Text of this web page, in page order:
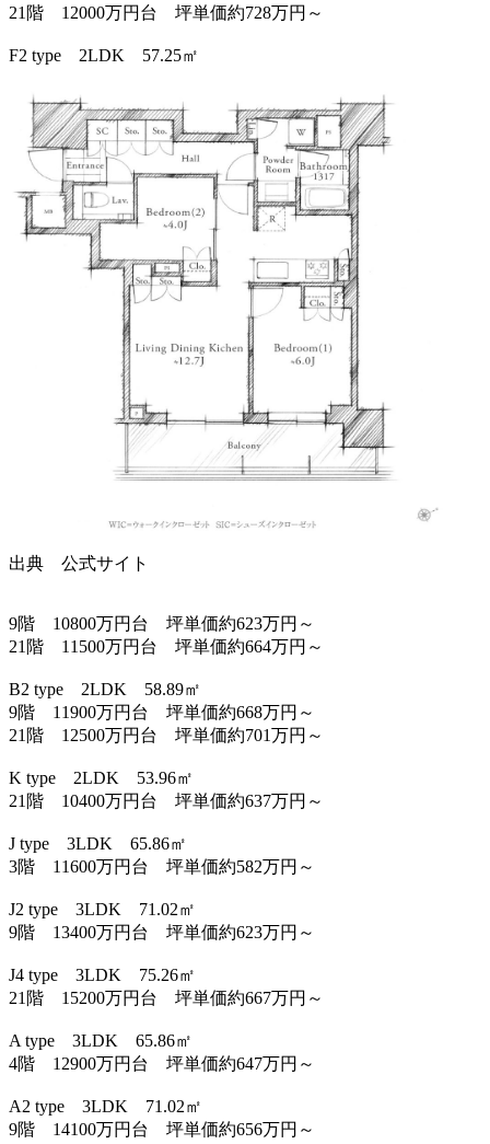
21階 12000万円台 坪単価約728万円～
F2 type 2LDK 57.25㎡
出典 公式サイト
9階 10800万円台 坪単価約623万円～
21階 11500万円台 坪単価約664万円～
B2 type 2LDK 58.89㎡
9階 11900万円台 坪単価約668万円～
21階 12500万円台 坪単価約701万円～
K type 2LDK 53.96㎡
21階 10400万円台 坪単価約637万円～
J type 3LDK 65.86㎡
3階 11600万円台 坪単価約582万円～
J2 type 3LDK 71.02㎡
9階 13400万円台 坪単価約623万円～
J4 type 3LDK 75.26㎡
21階 15200万円台 坪単価約667万円～
A type 3LDK 65.86㎡
4階 12900万円台 坪単価約647万円～
A2 type 3LDK 71.02㎡
9階 14100万円台 坪単価約656万円～